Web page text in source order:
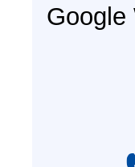
Google